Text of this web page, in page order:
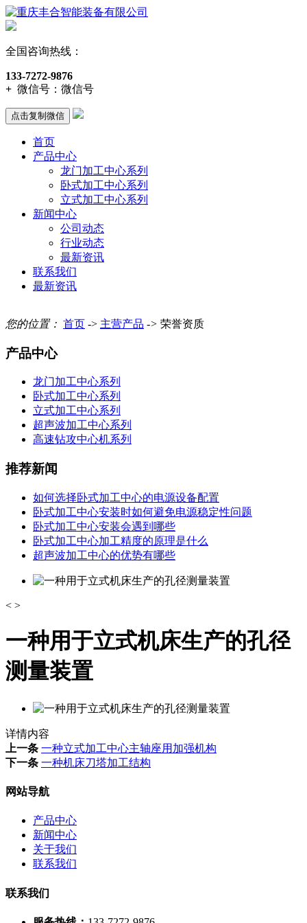
全国咨询热线：
133-7272-9876
+ 微信号： 微信号
点击复制微信
首页
产品中心
龙门加工中心系列
卧式加工中心系列
立式加工中心系列
新闻中心
公司动态
行业动态
最新资讯
联系我们
最新资讯
您的位置： 首页 -> 主营产品 -> 荣誉资质
产品中心
龙门加工中心系列
卧式加工中心系列
立式加工中心系列
超声波加工中心系列
高速钻攻中心机系列
推荐新闻
如何选择卧式加工中心的电源设备配置
卧式加工中心安装时如何避免电源稳定性问题
卧式加工中心安装会遇到哪些
卧式加工中心加工精度的原理是什么
超声波加工中心的优势有哪些
< >
一种用于立式机床生产的孔径
测量装置
详情内容
上一条 一种立式加工中心主轴座用加强机构
下一条 一种机床刀塔加工结构
网站导航
产品中心
新闻中心
关于我们
联系我们
联系我们